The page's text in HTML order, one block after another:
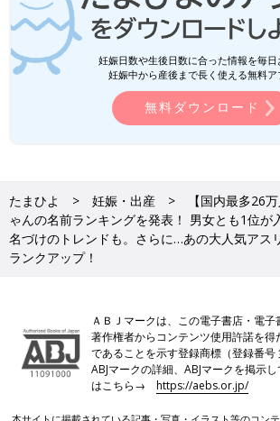
妊娠日数や生後日数に合った情報を毎日
妊娠中から産後まで長く使える無料ア
無料ダウンロード
たまひよ 妊娠・出産
【国内最多26
ゃんの名前ランキングを発表！ 男女とも1位が
名づけのトレンドも。さらに…あの大人気アス
ランクアップ！
ＡＢＪマークは、この電子書店・電子
著作権者からコンテンツ使用許諾を得
であることを示す登録商標（登録番号
ABJマークの詳細、ABJマークを掲示
はこちら→https://aebs.or.jp/